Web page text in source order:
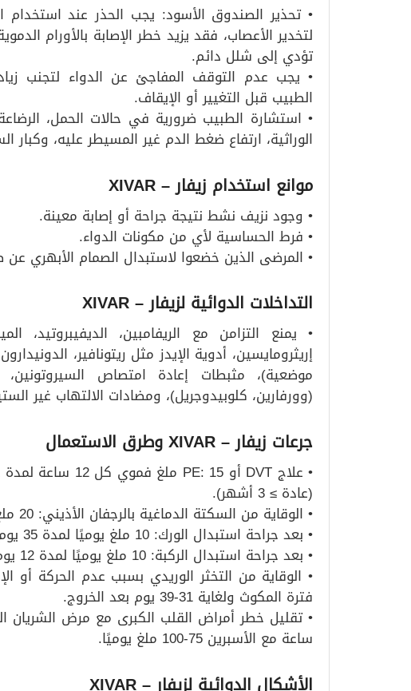
• تحذير الصندوق الأسود: يجب الحذر عند استخدام
لتخدير الأعصاب، فقد يزيد خطر الإصابة بالأورام
تؤدي إلى شلل دائم.
• يجب عدم التوقف المفاجئ عن الدواء لتجنب
الطبيب قبل التغيير أو الإيقاف.
• استشارة الطبيب ضرورية في حالات الحمل،
الوراثية، ارتفاع ضغط الدم غير المسيطر عليه، وكبار السن
موانع استخدام زيفار– XIVAR
• وجود نزيف نشط نتيجة جراحة أو إصابة معينة.
• فرط الحساسية لأي من مكونات الدواء.
• المرضى الذين خضعوا لاستبدال الصمام الأبهري
التداخلات الدوائية لزيفار– XIVAR
• يمنع التزامن مع الريفامبين، الديفيبروتيد،
إريثرومايسين، أدوية الإيدز مثل ريتونافير،
موضعية)، مثبطات إعادة امتصاص السيروتونين،
(وورفارين، كلوبيدوجريل)، ومضادات الالتهاب غير
جرعات زيفار– XIVAR وطرق الاستعمال
(عادة ≥ 3 أشهر).
• الوقاية من السكتة الدماغية بالرجفان الأذيني: 20 ملغ يوميًا فمويًا.
• بعد جراحة استبدال الورك: 10 ملغ يوميًا لمدة 35 يوم.
• بعد جراحة استبدال الركبة: 10 ملغ يوميًا لمدة 12 يوم.
فترة المكوث ولغاية 31-39 يوم بعد الخروج.
ساعة مع الأسبرين 75-100 ملغ يوميًا.
الأشكال الدوائية لزيفار– XIVAR